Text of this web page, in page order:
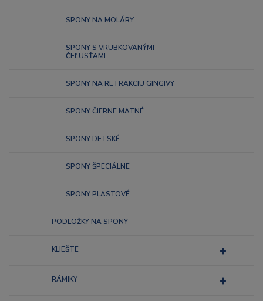
SPONY NA MOLÁRY
SPONY S VRUBKOVANÝMI
ČEĽUSŤAMI
SPONY NA RETRAKCIU GINGIVY
SPONY ČIERNE MATNÉ
SPONY DETSKÉ
SPONY ŠPECIÁLNE
SPONY PLASTOVÉ
PODLOŽKY NA SPONY
KLIEŠTE
RÁMIKY